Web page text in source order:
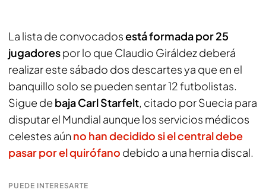
La lista de convocadosestá formada por 25
jugadorespor lo que Claudio Giráldez deberá
realizar este sábado dos descartes ya que en el
banquillo solo se pueden sentar 12 futbolistas.
Sigue de baja Carl Starfelt, citado por Suecia para
disputar el Mundial aunque los servicios médicos
celestes aún no han decidido si el central debe
pasar por el quirófano debido a una hernia discal.
PUEDE INTERESARTE